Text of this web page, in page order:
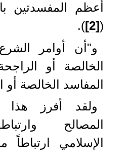
أعظم المفسدتين
(
[2]
).
و"أن أوامر
الخالصة أو
المفاسد الخالصة أو
ولقد أفرز هذا
المصالح
الإسلامي ارتباطاً